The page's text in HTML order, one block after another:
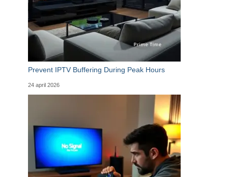
Prevent IPTV Buffering During Peak Hours
24 april 2026